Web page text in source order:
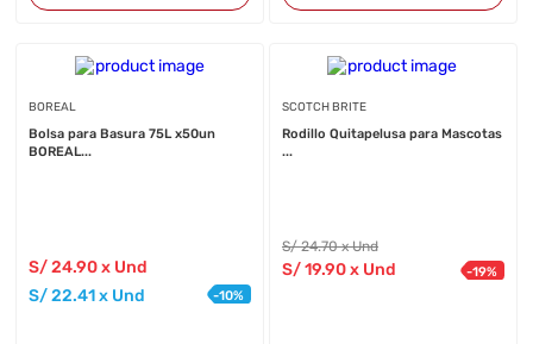
BOREAL
Bolsa para Basura 75L x50un
BOREAL...
S/24.90 x Und
S/22.41 x Und -10%
SCOTCH BRITE
Rodillo Quitapelusa para Mascotas
...
S/24.70 x Und
S/19.90x Und -19%